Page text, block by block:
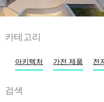
카테고리
아키텍처 가전 제품 전
검색